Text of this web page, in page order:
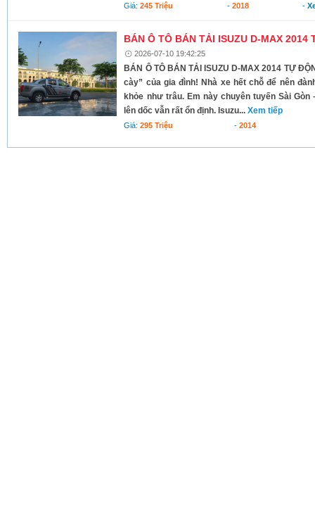
Giá:245 Triệu - 2018 -
BÁN Ô TÔ BÁN TẢI ISUZU D-MAX 2014
2026-07-10 19:42:25
BÁN Ô TÔ BÁN TẢI ISUZU D-MAX 2014 TỰ
cày” của gia đình! Nhà xe hết chỗ để nên
khỏe như trâu. Em này chuyên tuyến Sài
lên dốc vẫn rất ổn định. Isuzu...Xem tiếp
Giá:295 Triệu - 2014